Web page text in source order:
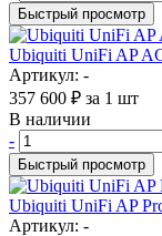
Быстрый просмотр
Ubiquiti UniFi AP
Артикул: -
357 600 ₽ за 1 шт
В наличии
-
Быстрый просмотр
Ubiquiti UniFi AP
Артикул: -